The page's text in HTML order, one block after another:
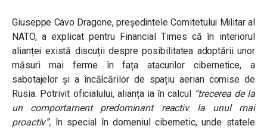
Giuseppe Cavo Dragone, președintele Comitetului Militar al
NATO, a explicat pentru Financial Times că în interiorul
alianței există discuții despre posibilitatea adoptării unor
măsuri mai ferme în fața atacurilor cibernetice, a
sabotajelor și a încălcărilor de spațiu aerian comise de
Rusia. Potrivit oficialului, alianța ia în calcul
“trecerea de la
un comportament predominant reactiv la unul mai
proactiv”, în special în domeniul cibernetic, unde statele